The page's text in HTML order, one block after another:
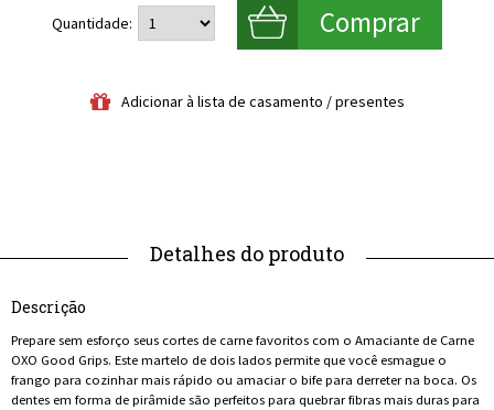
Quantidade:
Descrição
Prepare sem esforço seus cortes de carne favoritos com o Amaciante de Carne
OXO Good Grips. Este martelo de dois lados permite que você esmague o
frango para cozinhar mais rápido ou amaciar o bife para derreter na boca. Os
dentes em forma de pirâmide são perfeitos para quebrar fibras mais duras para